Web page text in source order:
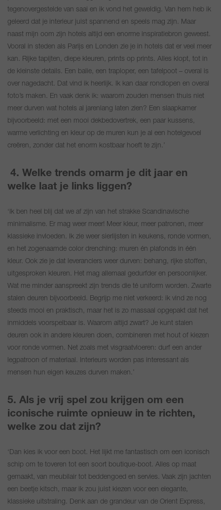
tegenovergestelde van saai en ik vond het geweldig. Van hem heb ik
geleerd dat je interieur juist spannend en speels mag zijn. Maar
naast mijn oom zijn hotels altijd een enorme inspiratiebron geweest.
Vooral in steden als Parijs en Londen zie je in hotels dat er veel meer
kan. Rijke tapijten, diepe kleuren, prints op prints. Alles klopt, tot in
de kleinste details. Een balie, een traploper, een tafelpoot – overal is
over nagedacht. Dat vind ik heerlijk. Ik kan daar rondlopen en overal
foto’s maken. En vaak denk ik: waarom zouden mensen thuis niet
meer durven wat hotels al jarenlang laten zien? Een slaapkamer
bijvoorbeeld: met een mooi dekbedovertrek, een paar kussens,
warme verlichting en kleur op de muren kun je al een hotelgevoel
creëren, zonder dat het enorm kostbaar hoeft te zijn.’
4. Welke trends omarm je dit jaar en
welke laat je links liggen?
‘Ik ben heel blij dat we af zijn van het strakke Scandinavische
minimalisme. Er mag weer meer! Meer kleur, meer patronen, meer
klassieke invloeden. Ik zie weer sierlijsten in keukens, ronde vormen,
en het zogenaamde color drenching: muren én plafonds in één
kleur. Ook zie je dat leveranciers weer durven: behang, rijke stoffen,
uitgesproken kleuren. Het mag allemaal gedurfder en persoonlijker.
Wat me minder aanspreekt zijn trends die té uniform worden. Zwarte
stalen deuren bijvoorbeeld. Begrijp me niet verkeerd: ik vind ze nog
steeds mooi en praktisch, maar het is zo massaal opgepakt dat het
inmiddels voorspelbaar is. Waarom altijd zwart? Je kunt stalen
deuren ook in andere kleuren doen, combineren met hout of kiezen
voor ronde vormen. Net zoals met visgraatvloeren: durf een ander
legpatroon of materiaal. Interieurs worden pas interessant als
mensen hun eigen keuzes durven maken.’
5. Als je vrij spel zou krijgen om een
iconische ruimte opnieuw in te richten,
welke zou dat zijn?
‘Dan kies ik voor een boot. Het lijkt me fantastisch om een iconisch
schip om te toveren tot een soort boutique-boot. Alles op maat
gemaakt, van meubilair tot beddengoed en servies. Vaak zijn jachten
een beetje kitsch, maar ik zou juist kiezen voor een elegante,
klassieke uitstraling. Denk aan de grandeur van de Orient Express,